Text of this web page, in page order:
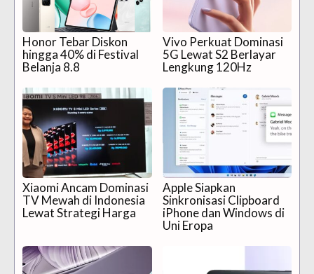
Honor Tebar Diskon
hingga 40% di Festival
Belanja 8.8
Vivo Perkuat Dominasi
5G Lewat S2 Berlayar
Lengkung 120Hz
Xiaomi Ancam Dominasi
TV Mewah di Indonesia
Lewat Strategi Harga
Apple Siapkan
Sinkronisasi Clipboard
iPhone dan Windows di
Uni Eropa